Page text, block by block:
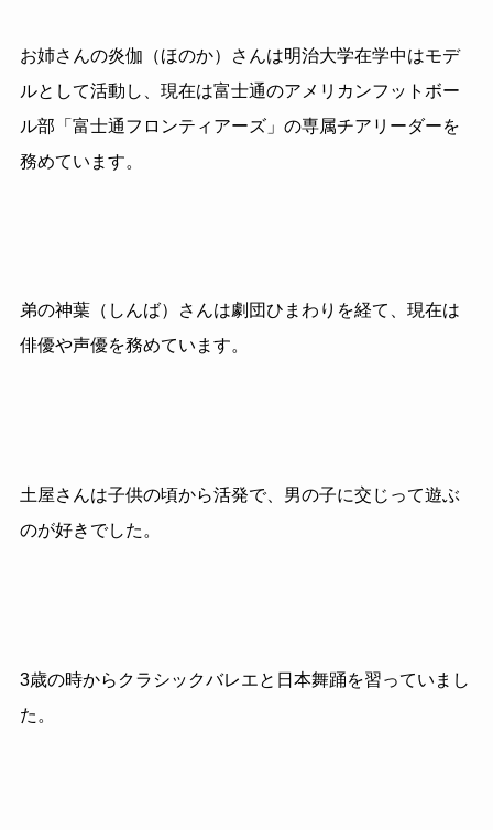
お姉さんの炎伽（ほのか）さんは明治大学在学中はモデ
ルとして活動し、現在は富士通のアメリカンフットボー
ル部「富士通フロンティアーズ」の専属チアリーダーを
務めています。
弟の神葉（しんば）さんは劇団ひまわりを経て、現在は
俳優や声優を務めています。
土屋さんは子供の頃から活発で、男の子に交じって遊ぶ
のが好きでした。
3歳の時からクラシックバレエと日本舞踊を習っていまし
た。